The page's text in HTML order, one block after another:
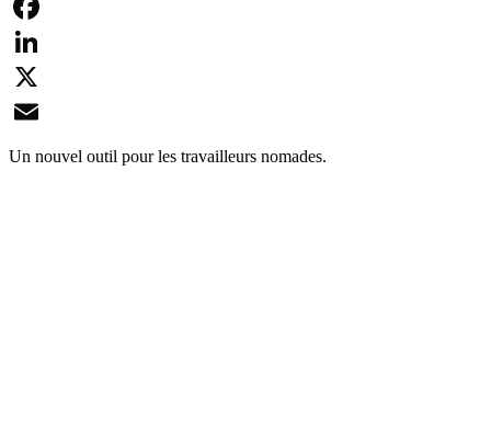
Facebook
LinkedIn
X
Email
Un nouvel outil pour les travailleurs nomades.